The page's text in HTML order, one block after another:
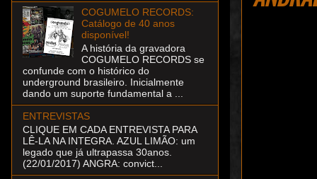
COGUMELO RECORDS:
Catálogo de 40 anos
disponível!
A história da gravadora
COGUMELO RECORDS se
confunde com o histórico do
underground brasileiro. Inicialmente
dando um suporte fundamental a ...
ENTREVISTAS
CLIQUE EM CADA ENTREVISTA PARA
LÊ-LA NA INTEGRA. AZUL LIMÃO: um
legado que já ultrapassa 30anos.
(22/01/2017) ANGRA: convict...